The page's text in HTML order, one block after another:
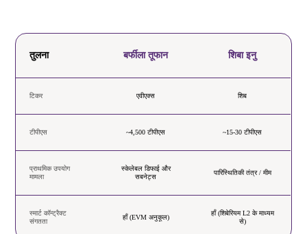
तुलना बर्फीला तूफान शिबा इनु
टिकर एवीएक्स शिब
टीपीएस ~4,500 टीपीएस ~15-30 टीपीएस
प्राथमिक उपयोग
मामला
स्केलेबल डिफाई और
सबनेट्स
पारिस्थितिकी तंत्र / मीम
स्मार्ट कॉन्ट्रैक्ट
संगतता
हाँ (EVM अनुकूल)
हाँ (शिबेरियम L2 के माध्यम
से)